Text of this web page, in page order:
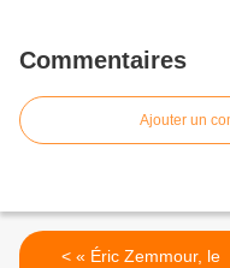
Commentaires
Ajouter un
< « Éric Zemmour, le